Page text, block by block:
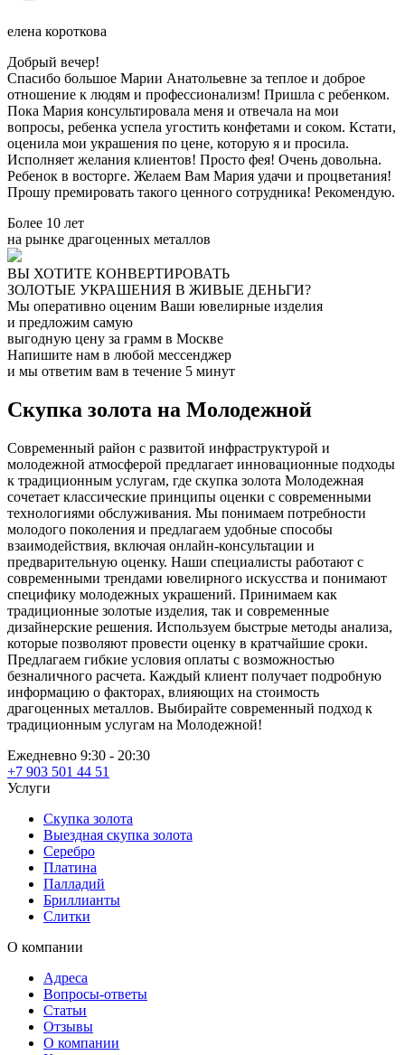
елена короткова
Добрый вечер!
Спасибо большое Марии Анатольевне за теплое и доброе
отношение к людям и профессионализм! Пришла с ребенком.
Пока Мария консультировала меня и отвечала на мои
вопросы, ребенка успела угостить конфетами и соком. Кстати,
оценила мои украшения по цене, которую я и просила.
Исполняет желания клиентов! Просто фея! Очень довольна.
Ребенок в восторге. Желаем Вам Мария удачи и процветания!
Прошу премировать такого ценного сотрудника! Рекомендую.
Более 10 лет
на рынке драгоценных металлов
ВЫ ХОТИТЕ КОНВЕРТИРОВАТЬ
ЗОЛОТЫЕ УКРАШЕНИЯ В ЖИВЫЕ ДЕНЬГИ?
Мы оперативно оценим Ваши ювелирные изделия
и предложим самую
выгодную цену за грамм в Москве
Напишите нам в любой мессенджер
и мы ответим вам в течение 5 минут
Скупка золота на Молодежной
Современный район с развитой инфраструктурой и
молодежной атмосферой предлагает инновационные подходы
к традиционным услугам, где скупка золота Молодежная
сочетает классические принципы оценки с современными
технологиями обслуживания. Мы понимаем потребности
молодого поколения и предлагаем удобные способы
взаимодействия, включая онлайн-консультации и
предварительную оценку. Наши специалисты работают с
современными трендами ювелирного искусства и понимают
специфику молодежных украшений. Принимаем как
традиционные золотые изделия, так и современные
дизайнерские решения. Используем быстрые методы анализа,
которые позволяют провести оценку в кратчайшие сроки.
Предлагаем гибкие условия оплаты с возможностью
безналичного расчета. Каждый клиент получает подробную
информацию о факторах, влияющих на стоимость
драгоценных металлов. Выбирайте современный подход к
традиционным услугам на Молодежной!
Ежедневно 9:30 - 20:30
+7 903 501 44 51
Услуги
Скупка золота
Выездная скупка золота
Серебро
Платина
Палладий
Бриллианты
Слитки
О компании
Адреса
Вопросы-ответы
Статьи
Отзывы
О компании